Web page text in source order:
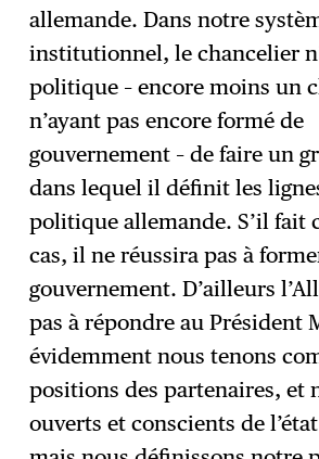
allemande. Dans notre
institutionnel, le chancelier
politique – encore moins un
n’ayant pas encore formé de
gouvernement – de faire un
dans lequel il définit les
politique allemande. S’il fait
cas, il ne réussira pas à
gouvernement. D’ailleurs
pas à répondre au Président
évidemment nous tenons
positions des partenaires, et
ouverts et conscients de